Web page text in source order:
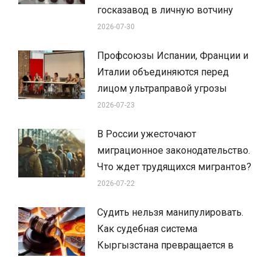
госказавод в личную вотчину
2026-07-30
Профсоюзы Испании, Франции и
Италии объединяются перед
лицом ультраправой угрозы
2026-07-23
В России ужесточают
миграционное законодательство.
Что ждет трудящихся мигрантов?
2026-07-22
Судить нельзя манипулировать.
Как судебная система
Кыргызстана превращается в